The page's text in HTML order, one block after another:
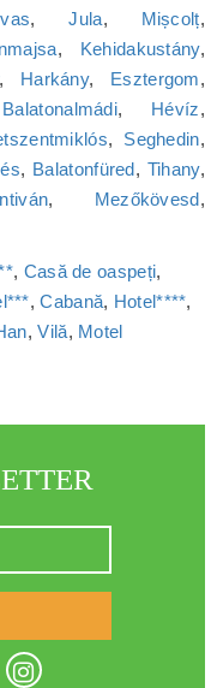
,Jula, Mișcolț,
, Kehidakustány,
Harkány, Esztergom,
Balatonalmádi, Hévíz,
, Seghedin,
, Balatonfüred, Tihany,
, Mezőkövesd,
, Casă de oaspeți,
,Cabană, Hotel****,
,Vilă, Motel